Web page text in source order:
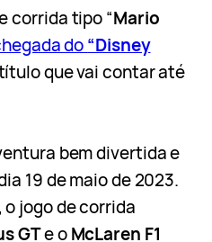
corrida tipo “Mario
do“Disney
que vai contar até
bem divertida e
19 de maio de 2023.
o jogo de corrida
GTe oMcLaren F1